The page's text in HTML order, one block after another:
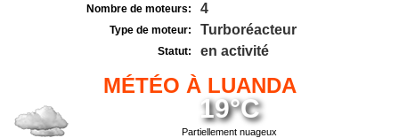
Nombre de moteurs: 4
Type de moteur: Turboréacteur
Statut: en activité
MÉTÉO À LUANDA
19°C
Partiellement nuageux